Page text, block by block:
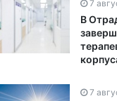
7
В
7